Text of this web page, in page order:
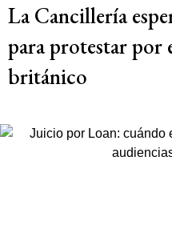
La Cancillería
para protestar
británico